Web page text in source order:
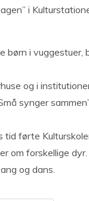
i
børn i vuggestuer,
og i
synger
tid førte
om forskellige dyr.
og dans.